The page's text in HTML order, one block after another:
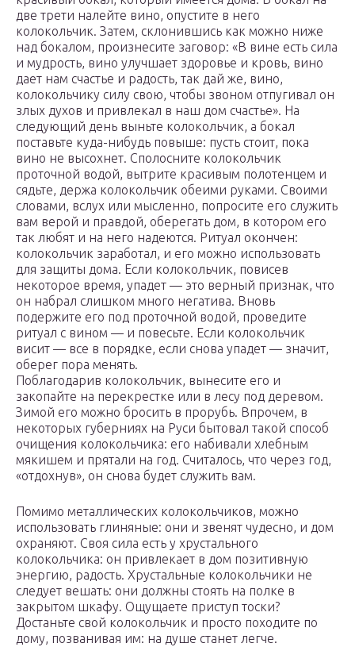
две трети налейте вино, опустите в него
колокольчик. Затем, склонившись как можно ниже
над бокалом, произнесите заговор: «В вине есть сила
и мудрость, вино улучшает здоровье и кровь, вино
дает нам счастье и радость, так дай же, вино,
колокольчику силу свою, чтобы звоном отпугивал он
злых духов и привлекал в наш дом счастье». На
следующий день выньте колокольчик, а бокал
поставьте куда-нибудь повыше: пусть стоит, пока
вино не высохнет. Сполосните колокольчик
проточной водой, вытрите красивым полотенцем и
сядьте, держа колокольчик обеими руками. Своими
словами, вслух или мысленно, попросите его служить
вам верой и правдой, оберегать дом, в котором его
так любят и на него надеются. Ритуал окончен:
колокольчик заработал, и его можно использовать
для защиты дома. Если колокольчик, повисев
некоторое время, упадет — это верный признак, что
он набрал слишком много негатива. Вновь
подержите его под проточной водой, проведите
ритуал с вином — и повесьте. Если колокольчик
висит — все в порядке, если снова упадет — значит,
оберег пора менять.
Поблагодарив колокольчик, вынесите его и
закопайте на перекрестке или в лесу под деревом.
Зимой его можно бросить в прорубь. Впрочем, в
некоторых губерниях на Руси бытовал такой способ
очищения колокольчика: его набивали хлебным
мякишем и прятали на год. Считалось, что через год,
«отдохнув», он снова будет служить вам.
Помимо металлических колокольчиков, можно
использовать глиняные: они и звенят чудесно, и дом
охраняют. Своя сила есть у хрустального
колокольчика: он привлекает в дом позитивную
энергию, радость. Хрустальные колокольчики не
следует вешать: они должны стоять на полке в
закрытом шкафу. Ощущаете приступ тоски?
Достаньте свой колокольчик и просто походите по
дому, позванивая им: на душе станет легче.